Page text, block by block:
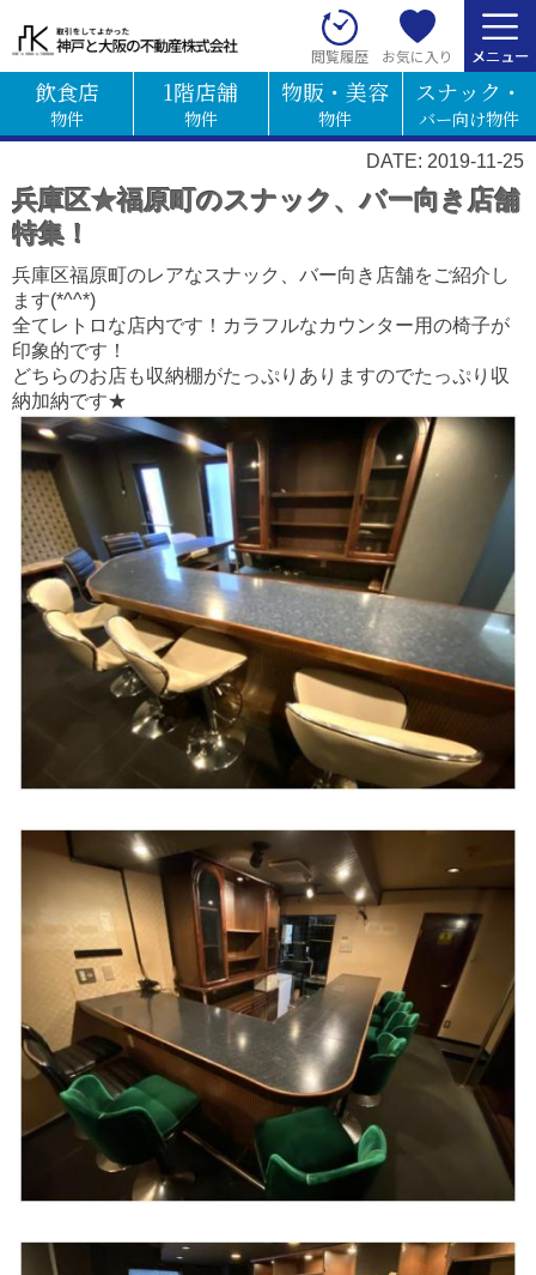
閲覧履歴 お気に入り
飲食店
物件
1階店舗
物件
物販・美容
物件
スナック・
バー向け物件
DATE: 2019-11-25
兵庫区★福原町のスナック、バー向き店舗
特集！
兵庫区福原町のレアなスナック、バー向き店舗をご紹介し
ます(*^^*)
全てレトロな店内です！カラフルなカウンター用の椅子が
印象的です！
どちらのお店も収納棚がたっぷりありますのでたっぷり収
納加納です★